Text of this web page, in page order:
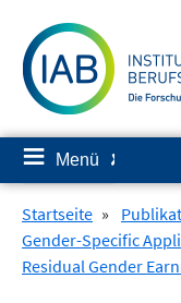
zum
Inhalt
≡ Menü ✘
Startseite »
Gender-Specific
Residual Gender